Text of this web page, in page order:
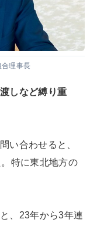
合理事長
しなど縛り重
い合わせると、
特に東北地方の
、23年から3年連